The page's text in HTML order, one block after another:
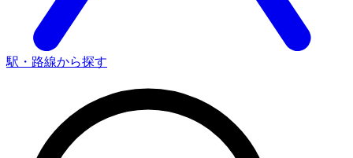
駅・路線から探す